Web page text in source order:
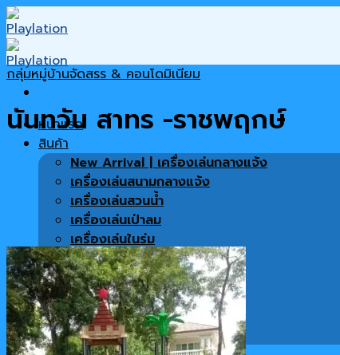
Skip
to
content
หน้าแรก
สินค้า
New Arrival | เครื่องเล่นกลางแจ้ง
เครื่องเล่นสนามกลางแจ้ง
เครื่องเล่นสวนน้ำ
เครื่องเล่นเป่าลม
เครื่องเล่นในร่ม
เครื่องเล่นซิปไลน์
พื้นสนาม
เครื่องออกกำลังกาย
สินค้าทั้งหมด
เฟอร์นิเจอร์ตกแต่งโครงการ
กลุ่มหมู่บ้านจัดสรร & คอนโดมิเนียม
นันทวัน สาทร -ราชพฤกษ์